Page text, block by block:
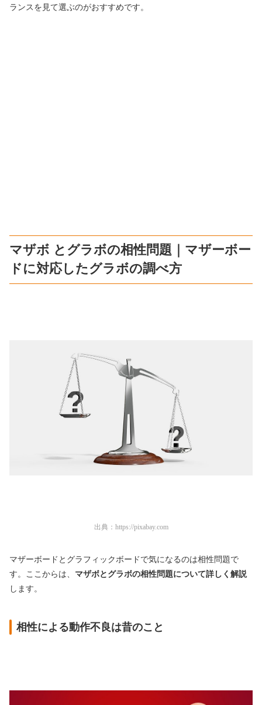
ランスを見て選ぶのがおすすめです。
マザボ とグラボの相性問題｜マザーボー
ドに対応したグラボの調べ方
出典： https://pixabay.com
マザーボードとグラフィックボードで気になるのは相性問題で
す。ここからは、 マザボとグラボの相性問題について詳しく解説
します。
相性による動作不良は昔のこと